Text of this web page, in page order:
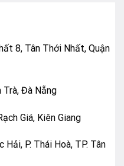
8, Tân Thới Nhất, Quận
Trà, Đà Nẵng
Giá, Kiên Giang
P. Thái Hoà, TP. Tân